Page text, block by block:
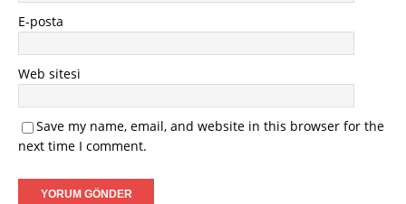
E-posta
Web sitesi
Save my name, email, and website in this browser for the
next time I comment.